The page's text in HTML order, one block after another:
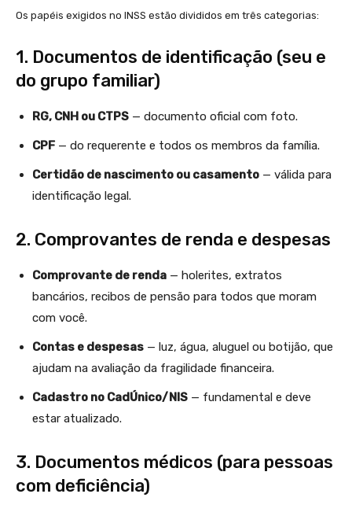
Os papéis exigidos no INSS estão divididos em três categorias:
1. Documentos de identificação (seu e
do grupo familiar)
RG, CNH ou CTPS — documento oficial com foto.
CPF— do requerente e todos os membros da família.
Certidão de nascimento ou casamento — válida para
identificação legal.
2. Comprovantes de renda e despesas
Comprovante de renda — holerites, extratos
bancários, recibos de pensão para todos que moram
com você.
Contas e despesas — luz, água, aluguel ou botijão, que
ajudam na avaliação da fragilidade financeira.
Cadastro no CadÚnico/NIS — fundamental e deve
estar atualizado.
3. Documentos médicos (para pessoas
com deficiência)